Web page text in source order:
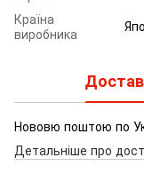
Країна
виробника
Нововю поштою по
Детальніше про